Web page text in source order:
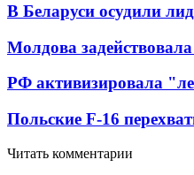
В Беларуси осудили
Молдова
РФ активизировала
Польские F-16
Читать комментарии